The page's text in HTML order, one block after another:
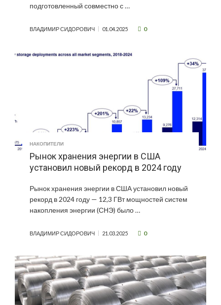
подготовленный совместно с …
ВЛАДИМИР СИДОРОВИЧ 01.04.2025 0
НАКОПИТЕЛИ
Рынок хранения энергии в США
установил новый рекорд в 2024 году
Рынок хранения энергии в США установил новый
рекорд в 2024 году — 12,3 ГВт мощностей систем
накопления энергии (СНЭ) было …
ВЛАДИМИР СИДОРОВИЧ 21.03.2025 0